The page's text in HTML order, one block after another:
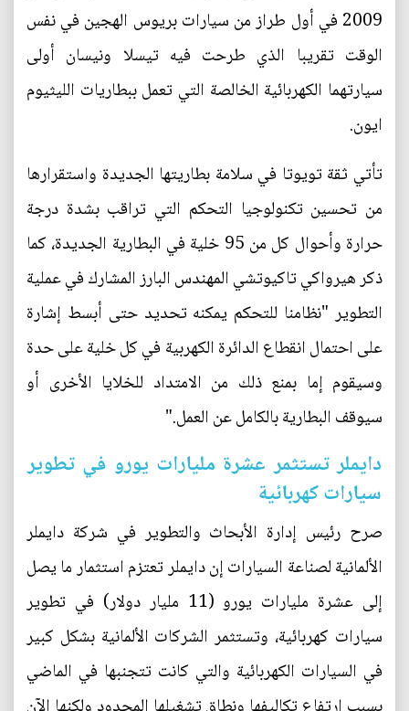
2009 في أول طراز من سيارات بريوس الهجين في نفس
الوقت تقريبا الذي طرحت فيه تيسلا ونيسان أولى
سيارتهما الكهربائية الخالصة التي تعمل ببطاريات الليثيوم
ايون.
تأتي ثقة تويوتا في سلامة بطاريتها الجديدة واستقرارها
من تحسين تكنولوجيا التحكم التي تراقب بشدة درجة
حرارة وأحوال كل من 95 خلية في البطارية الجديدة، كما
ذكر هيرواكي تاكيوتشي المهندس البارز المشارك في عملية
التطوير "نظامنا للتحكم يمكنه تحديد حتى أبسط إشارة
على احتمال انقطاع الدائرة الكهربية في كل خلية على حدة
وسيقوم إما بمنع ذلك من الامتداد للخلايا الأخرى أو
سيوقف البطارية بالكامل عن العمل."
دايملر تستثمر عشرة مليارات يورو في تطوير
سيارات كهربائية
صرح رئيس إدارة الأبحاث والتطوير في شركة دايملر
الألمانية لصناعة السيارات إن دايملر تعتزم استثمار ما يصل
إلى عشرة مليارات يورو (11 مليار دولار) في تطوير
سيارات كهربائية، وتستثمر الشركات الألمانية بشكل كبير
في السيارات الكهربائية والتي كانت تتجنبها في الماضي